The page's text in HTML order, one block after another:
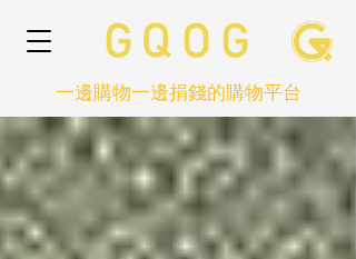
一邊購物一邊捐錢的購物平台